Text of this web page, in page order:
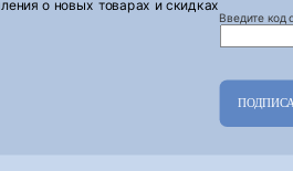
о новых товарах и скидках
Введите код